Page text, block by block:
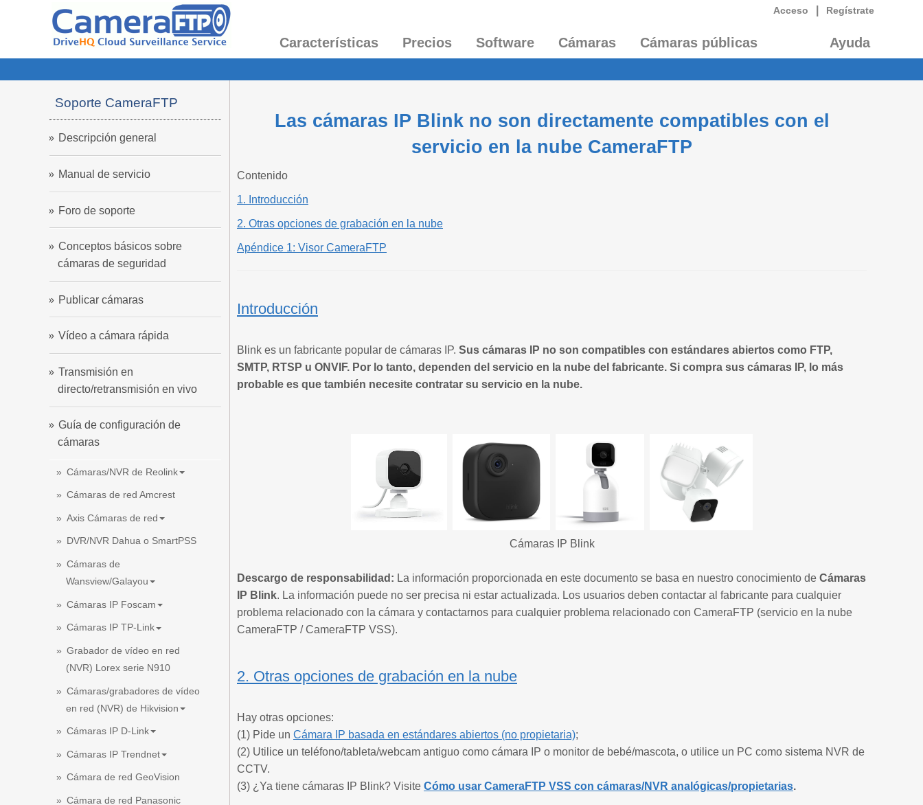
Acceso Regístrate
Características Precios Software Cámaras Cámaras públicas Ayuda
Soporte CameraFTP
Descripción general
Manual de servicio
Foro de soporte
Conceptos básicos sobre
cámaras de seguridad
Publicar cámaras
Vídeo a cámara rápida
Transmisión en
directo/retransmisión en vivo
Guía de configuración de
cámaras
Cámaras/NVR de Reolink
Cámaras de red Amcrest
Axis Cámaras de red
DVR/NVR Dahua o SmartPSS
Cámaras de
Wansview/Galayou
Cámaras IP Foscam
Cámaras IP TP-Link
Grabador de vídeo en red
(NVR) Lorex serie N910
Cámaras/grabadores de vídeo
en red (NVR) de Hikvision
Cámaras IP D-Link
Cámaras IP Trendnet
Cámara de red GeoVision
Cámara de red Panasonic
Las cámaras IP Blink no son directamente compatibles con el
servicio en la nube CameraFTP
Contenido
1. Introducción
2. Otras opciones de grabación en la nube
Apéndice 1: Visor CameraFTP
Introducción
Blink es un fabricante popular de cámaras IP. Sus cámaras IP no son compatibles con estándares abiertos como FTP,
SMTP, RTSP u ONVIF. Por lo tanto, dependen del servicio en la nube del fabricante. Si compra sus cámaras IP, lo más
probable es que también necesite contratar su servicio en la nube.
Cámaras IP Blink
Descargo de responsabilidad: La información proporcionada en este documento se basa en nuestro conocimiento de Cámaras
IP Blink. La información puede no ser precisa ni estar actualizada. Los usuarios deben contactar al fabricante para cualquier
problema relacionado con la cámara y contactarnos para cualquier problema relacionado con CameraFTP (servicio en la nube
CameraFTP / CameraFTP VSS).
2. Otras opciones de grabación en la nube
Hay otras opciones:
(1) Pide un Cámara IP basada en estándares abiertos (no propietaria);
(2) Utilice un teléfono/tableta/webcam antiguo como cámara IP o monitor de bebé/mascota, o utilice un PC como sistema NVR de
CCTV.
(3) ¿Ya tiene cámaras IP Blink? Visite Cómo usar CameraFTP VSS con cámaras/NVR analógicas/propietarias.